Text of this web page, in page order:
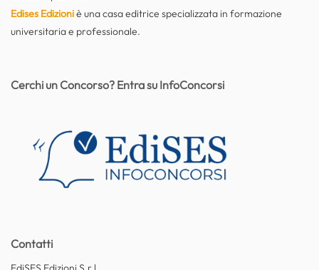
Edises Edizioniè una casa editrice specializzata in formazione
universitaria e professionale.
Contatti
Cerchi un Concorso? Entra su InfoConcorsi